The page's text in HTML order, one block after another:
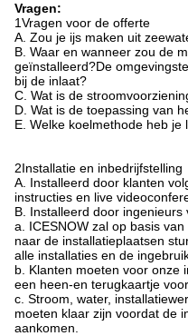
Vragen:
1Vragen voor de offerte
A. Zou je ijs maken uit
B. Waar en wanneer zou de
geïnstalleerd?De
bij de inlaat?
C. Wat is de
D. Wat is de toepassing van
E. Welke koelmethode heb
2Installatie en inbedrijfstelling
A. Installeerd door klanten
instructies en live
B. Installeerd door ingenieurs
a. ICESNOW zal op basis
naar de installatieplaatsen
alle installaties en de
b. Klanten moeten voor onze
een heen-en terugkaartje
c. Stroom, water,
moeten klaar zijn voordat de
aankomen.